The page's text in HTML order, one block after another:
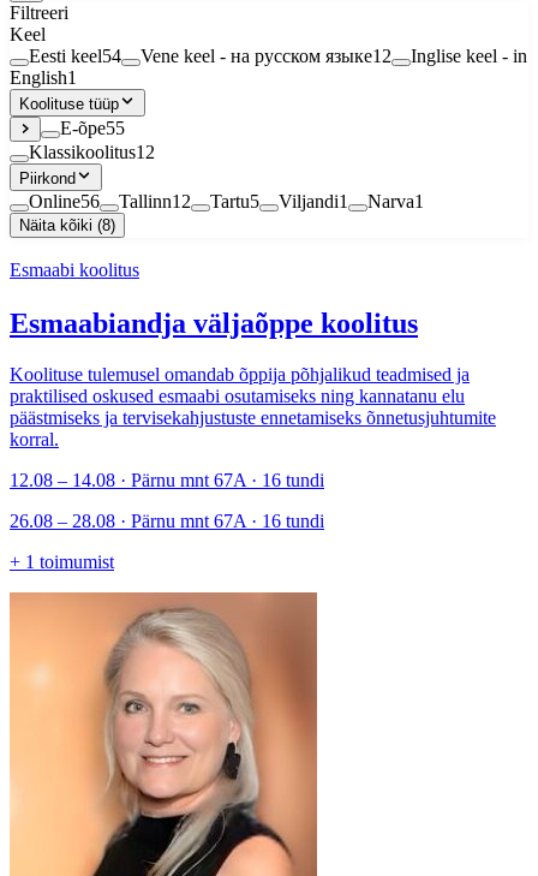
Filtreeri
Keel
Eesti keel54 Vene keel - на русском языке12
Inglise keel - in
English1
Koolituse tüüp
E-õpe55
Klassikoolitus12
Piirkond
Online56 Tallinn12 Tartu5 Viljandi1 Narva1
Näita kõiki (8)
Esmaabi koolitus
Esmaabiandja väljaõppe koolitus
Koolituse tulemusel omandab õppija põhjalikud teadmised ja
praktilised oskused esmaabi osutamiseks ning kannatanu elu
päästmiseks ja tervisekahjustuste ennetamiseks õnnetusjuhtumite
korral.
12.08 – 14.08 · Pärnu mnt 67A · 16 tundi
26.08 – 28.08 · Pärnu mnt 67A · 16 tundi
+ 1 toimumist